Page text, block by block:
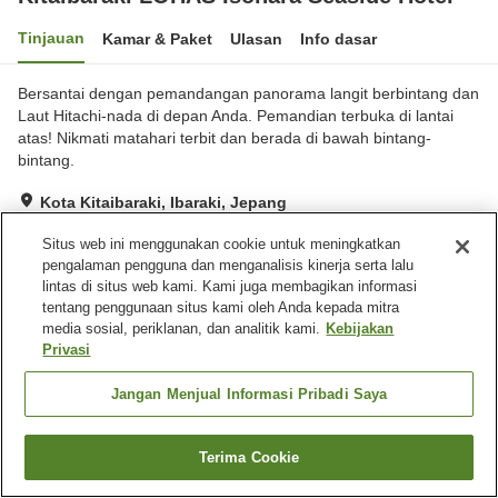
Tinjauan Kamar & Paket Ulasan Info dasar
Bersantai dengan pemandangan panorama langit berbintang dan
Laut Hitachi-nada di depan Anda. Pemandian terbuka di lantai
atas! Nikmati matahari terbit dan berada di bawah bintang-
bintang.
Kota Kitaibaraki, Ibaraki, Jepang
Hebat Ulasan:214
Fasilitas properti
Wi-Fi
Beranda Jepang Ibaraki
Kota Kitaibaraki
Kitaibaraki LOHAS Isohara Seaside Hotel
Cari kamar
Situs web ini menggunakan cookie untuk meningkatkan
pengalaman pengguna dan menganalisis kinerja serta lalu
lintas di situs web kami. Kami juga membagikan informasi
tentang penggunaan situs kami oleh Anda kepada mitra
media sosial, periklanan, dan analitik kami. Kebijakan
Privasi
Jangan Menjual Informasi Pribadi Saya
Terima Cookie